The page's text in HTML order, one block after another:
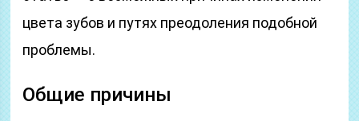
цвета зубов и путях преодоления подобной
проблемы.
Общие причины